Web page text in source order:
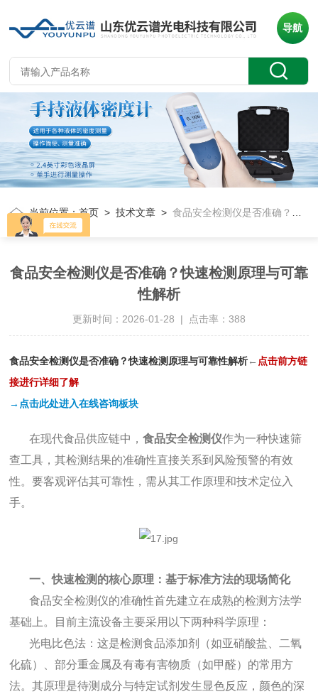
导航
当前位置：首页 >技术文章 >食品安全检测仪是否准确？快速检测原理与可靠性解析
食品安全检测仪是否准确？快速检测原理与可靠
性解析
更新时间：2026-01-28 | 点击率：388
食品安全检测仪是否准确？快速检测原理与可靠性解析← 点击前方链
接进行详细了解
→点击此处进入在线咨询板块
在现代食品供应链中，食品安全检测仪作为一种快速筛
查工具，其检测结果的准确性直接关系到风险预警的有效
性。要客观评估其可靠性，需从其工作原理和技术定位入
手。
一、快速检测的核心原理：基于标准方法的现场简化
食品安全检测仪的准确性首先建立在成熟的检测方法学
基础上。目前主流设备主要采用以下两种科学原理：
光电比色法：这是检测食品添加剂（如亚硝酸盐、二氧
化硫）、部分重金属及有毒有害物质（如甲醛）的常用方
法。其原理是待测成分与特定试剂发生显色反应，颜色的深